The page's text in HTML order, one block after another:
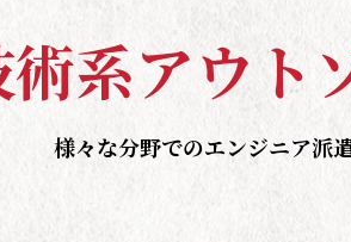
術系アウト
様々な分野でのエンジニア派